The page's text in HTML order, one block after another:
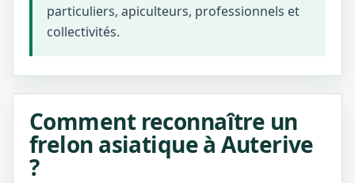
particuliers, apiculteurs, professionnels et
collectivités.
Comment reconnaître un
frelon asiatique à Auterive
?